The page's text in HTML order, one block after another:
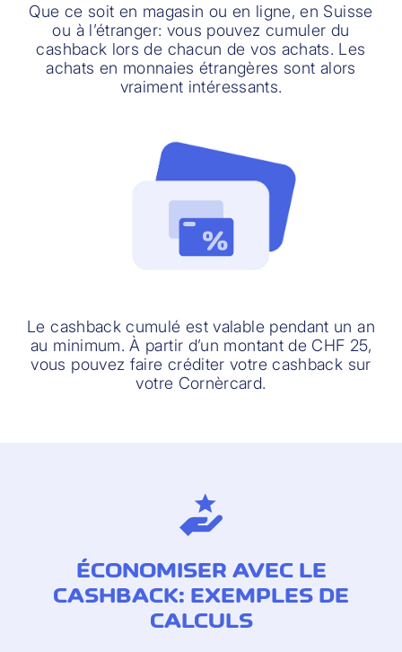
Que ce soit en magasin ou en ligne, en Suisse
ou à l’étranger: vous pouvez cumuler du
cashback lors de chacun de vos achats. Les
achats en monnaies étrangères sont alors
vraiment intéressants.
Le cashback cumulé est valable pendant un an
au minimum. À partir d’un montant de CHF 25,
vous pouvez faire créditer votre cashback sur
votre Cornèrcard.
ÉCONOMISER AVEC LE
CASHBACK: EXEMPLES DE
CALCULS